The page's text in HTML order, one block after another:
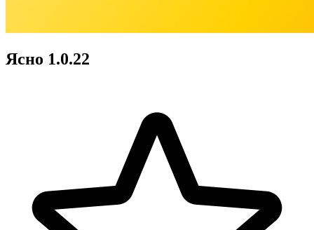
Ясно 1.0.22